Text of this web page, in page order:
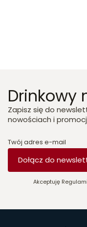
Drinkowy
Zapisz się do
nowościach i
Twój adres e-mail
Dołącz do
Akceptuję